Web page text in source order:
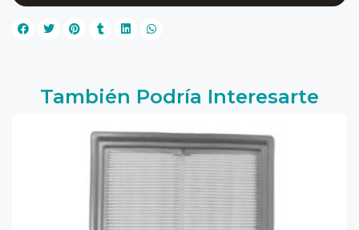
También Podría Interesarte